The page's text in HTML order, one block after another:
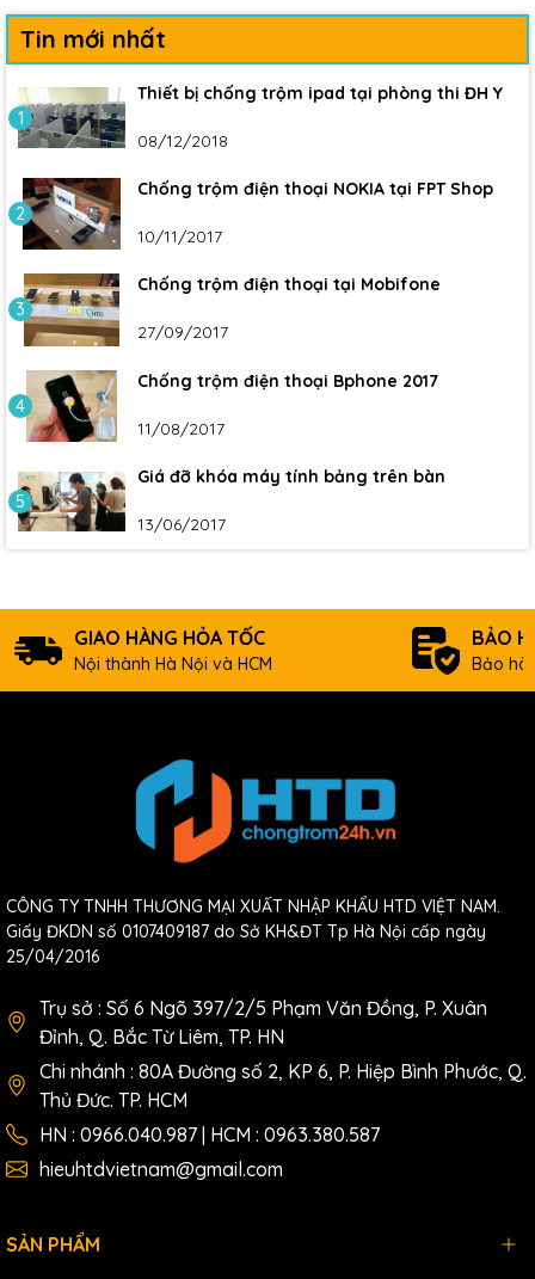
Tin mới nhất
1
Thiết bị chống trộm ipad tại phòng thi ĐH Y
08/12/2018
2
Chống trộm điện thoại NOKIA tại FPT Shop
10/11/2017
3
Chống trộm điện thoại tại Mobifone
27/09/2017
4
Chống trộm điện thoại Bphone 2017
11/08/2017
5
Giá đỡ khóa máy tính bảng trên bàn
13/06/2017
GIAO HÀNG HỎA TỐC
Nội thành Hà Nội và HCM
BẢO
Bảo
CÔNG TY TNHH THƯƠNG MẠI XUẤT NHẬP KHẨU HTD VIỆT NAM.
Giấy ĐKDN số 0107409187 do Sở KH&ĐT Tp Hà Nội cấp ngày
25/04/2016
Trụ sở : Số 6 Ngõ 397/2/5 Phạm Văn Đồng, P. Xuân
Đỉnh, Q. Bắc Từ Liêm, TP. HN
Chi nhánh : 80A Đường số 2, KP 6, P. Hiệp Bình Phước, Q.
Thủ Đức. TP. HCM
HN : 0966.040.987 | HCM : 0963.380.587
hieuhtdvietnam@gmail.com
SẢN PHẨM